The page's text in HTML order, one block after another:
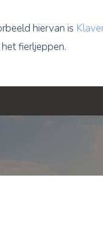
hiervan is
het fierljeppen.